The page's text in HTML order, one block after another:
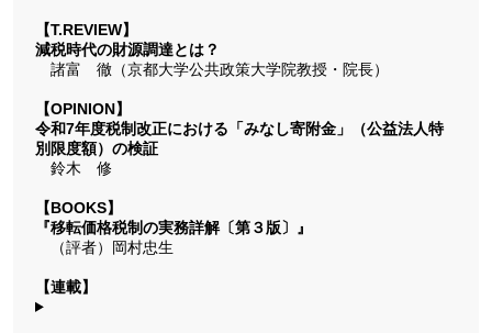
【T.REVIEW】
減税時代の財源調達とは？
諸富 徹（京都大学公共政策大学院教授・院長）
【OPINION】
令和7年度税制改正における「みなし寄附金」（公益法人特
別限度額）の検証
鈴木 修
【BOOKS】
『移転価格税制の実務詳解〔第３版〕』
（評者）岡村忠生
【連載】